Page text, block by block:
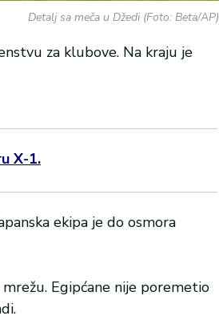
Detalj sa meča u Džedi (Foto: Beta/AP)
za klubove. Na kraju je
X-1.
ekipa je do osmora
Egipćane nije poremetio